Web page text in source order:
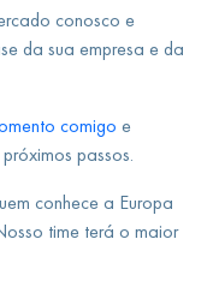
conosco e
da sua empresa e da
comigo e
passos.
conhece a Europa
time terá o maior